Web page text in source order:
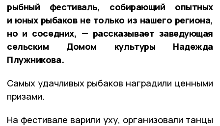
рыбный фестиваль, собирающий опытных
и юных рыбаков не только из нашего региона,
но и соседних, — рассказывает заведующая
сельским Домом культуры Надежда
Плужникова.
Самых удачливых рыбаков наградили ценными
призами.
На фестивале варили уху, организовали танцы